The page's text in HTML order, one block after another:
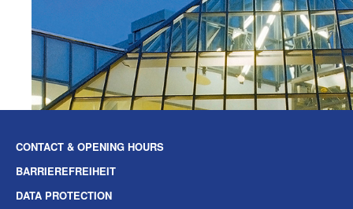
CONTACT & OPENING HOURS
BARRIEREFREIHEIT
DATA PROTECTION